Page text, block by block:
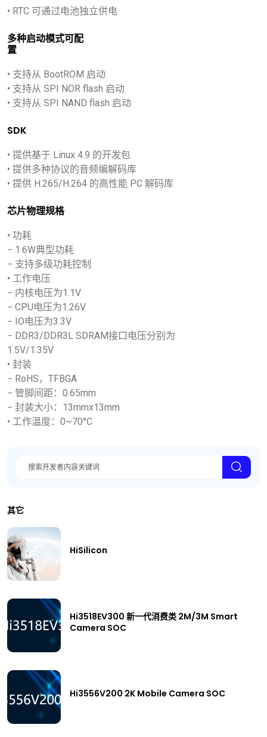
• RTC 可通过电池独立供电
多种启动模式可配
置
• 支持从 BootROM 启动
• 支持从 SPI NOR flash 启动
• 支持从 SPI NAND flash 启动
SDK
• 提供基于 Linux 4.9 的开发包
• 提供多种协议的音频编解码库
• 提供 H.265/H.264 的高性能 PC 解码库
芯片物理规格
• 功耗
− 1.6W典型功耗
− 支持多级功耗控制
• 工作电压
− 内核电压为1.1V
− CPU电压为1.26V
− IO电压为3.3V
− DDR3/DDR3L SDRAM接口电压分别为
1.5V/1.35V
• 封装
− RoHS，TFBGA
− 管脚间距：0.65mm
− 封装大小：13mmx13mm
• 工作温度：0~70°C
其它
HiSilicon
Hi3518EV300 新一代消费类 2M/3M Smart
Camera SOC
Hi3556V200 2K Mobile Camera SOC